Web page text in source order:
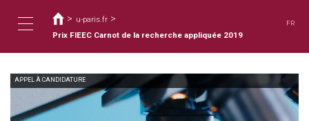
contenido
Toggle
navigation
está
aquí
> u-paris.fr >
Prix FIEEC Carnot de la recherche appliquée 2019
FR
APPEL À CANDIDATURE